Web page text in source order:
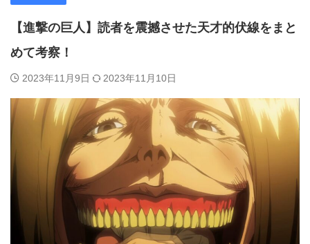
【進撃の巨人】読者を震撼させた天才的伏線をまと
めて考察！
2023年11月9日 2023年11月10日